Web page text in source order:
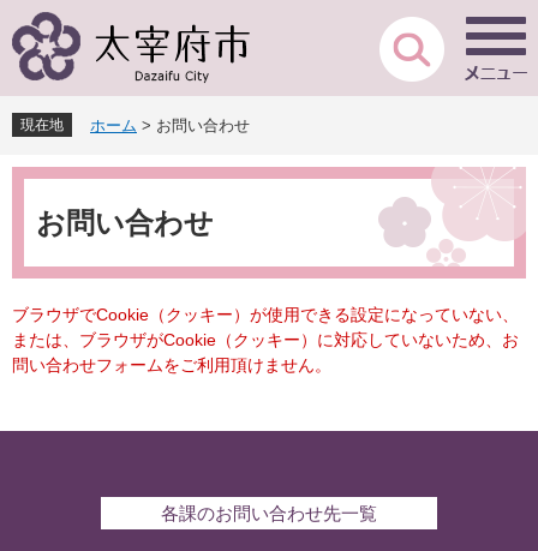
ー
先
頭
で
ニ
を
飛
ば
現在地 ホーム > お問い合わせ
本
お問い合わせ
ブラウザでCookie（クッキー）が使用できる設定になっていない、
または、ブラウザがCookie（クッキー）に対応していないため、お
問い合わせフォームをご利用頂けません。
各課のお問い合わせ先一覧